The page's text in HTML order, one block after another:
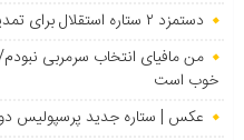
دستمزد ۲ ستاره استقلال برای تمدید مشخص شد
من مافیای انتخاب سرمربی
خوب است
عکس | ستاره جدید پرسپولیس